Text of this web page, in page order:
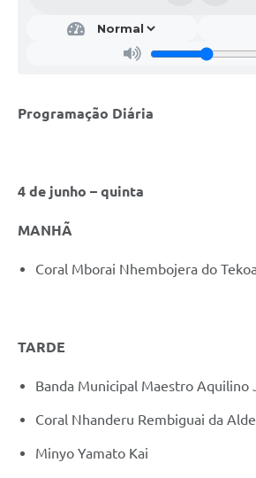
Programação Diária
4 de junho – quinta
MANHÃ
Coral Mborai Nhembojera do
TARDE
Banda Municipal Maestro Aquilino
Coral Nhanderu Rembiguai da
Minyo Yamato Kai